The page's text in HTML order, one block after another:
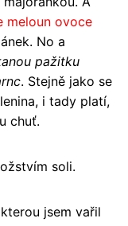
meloun ovoce
No a
pažitku
. Stejně jako se
i tady platí,
chuť.
soli.
jsem vařil